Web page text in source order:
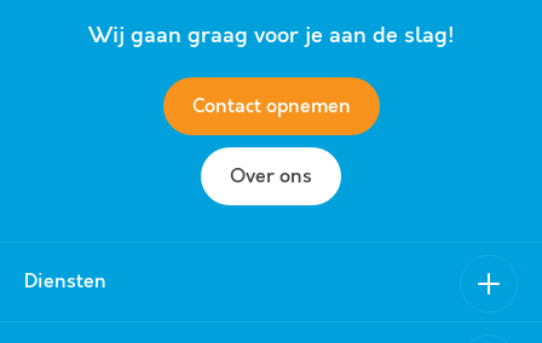
Wij gaan graag voor je aan de slag!
Contact opnemen
Over ons
Diensten